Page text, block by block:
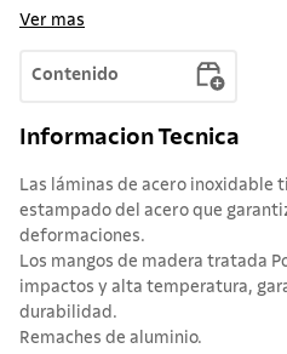
Ver mas
Contenido
Informacion Tecnica
Las láminas de acero inoxidable
estampado del acero que
deformaciones.
Los mangos de madera tratada
impactos y alta temperatura,
durabilidad.
Remaches de aluminio.